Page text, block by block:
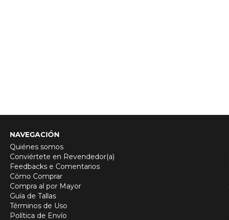
NAVEGACIÓN
Quiénes somos
Conviértete en Revendedor(a)
Feedbacks e Comentarios
Cómo Comprar
Compra al por Mayor
Guía de Tallas
Términos de Uso
Política de Envío